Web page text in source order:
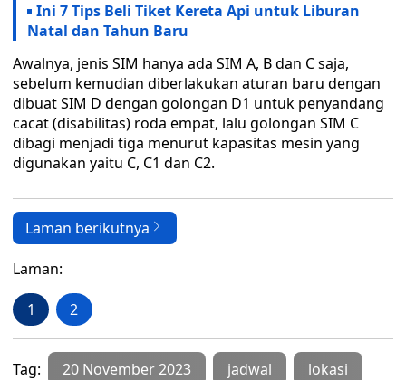
Ini 7 Tips Beli Tiket Kereta Api untuk Liburan
Natal dan Tahun Baru
Awalnya, jenis SIM hanya ada SIM A, B dan C saja,
sebelum kemudian diberlakukan aturan baru dengan
dibuat SIM D dengan golongan D1 untuk penyandang
cacat (disabilitas) roda empat, lalu golongan SIM C
dibagi menjadi tiga menurut kapasitas mesin yang
digunakan yaitu C, C1 dan C2.
Laman berikutnya
Laman:
1 2
Tag: 20 November 2023 jadwal lokasi